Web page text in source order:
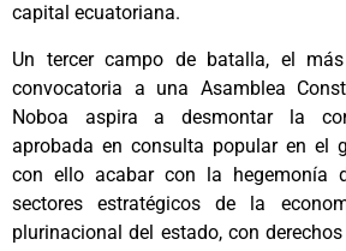
capital ecuatoriana.
Un tercer campo de batalla, el
convocatoria a una Asamblea
Noboa aspira a desmontar la
aprobada en consulta popular en el
con ello acabar con la hegemonía
sectores estratégicos de la
plurinacional del estado, con